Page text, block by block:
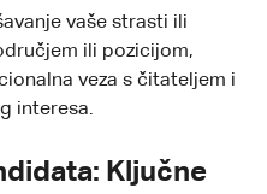
vaše strasti ili
ili pozicijom,
veza s čitateljem i
interesa.
Ključne